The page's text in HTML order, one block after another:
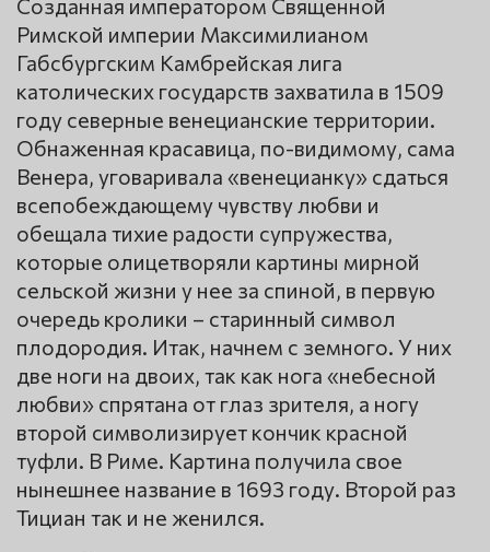
Созданная императором Священной
Римской империи Максимилианом
Габсбургским Камбрейская лига
католических государств захватила в 1509
году северные венецианские территории.
Обнаженная красавица, по-видимому, сама
Венера, уговаривала «венецианку» сдаться
всепобеждающему чувству любви и
обещала тихие радости супружества,
которые олицетворяли картины мирной
сельской жизни у нее за спиной, в первую
очередь кролики – старинный символ
плодородия. Итак, начнем с земного. У них
две ноги на двоих, так как нога «небесной
любви» спрятана от глаз зрителя, а ногу
второй символизирует кончик красной
туфли. В Риме. Картина получила свое
нынешнее название в 1693 году. Второй раз
Тициан так и не женился.